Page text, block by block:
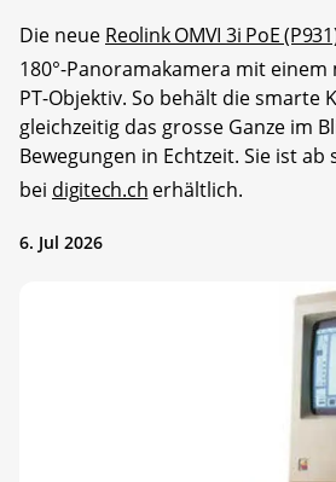
Die neue Reolink OMVI 3i PoE
180°-Panoramakamera mit
PT-Objektiv. So behält die smarte
gleichzeitig das grosse Ganze im
Bewegungen in Echtzeit. Sie ist ab
bei digitech.ch erhältlich.
6. Jul 2026